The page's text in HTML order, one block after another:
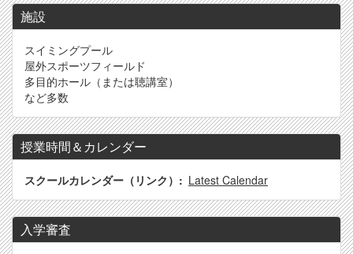
施設
スイミングプール
屋外スポーツフィールド
多目的ホール（または聴講室）
など多数
授業時間＆カレンダー
スクールカレンダー（リンク） Latest Calendar
入学審査